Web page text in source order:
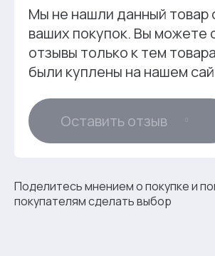
Мы не нашли данный товар
ваших покупок. Вы можете
отзывы только к тем
были куплены на нашем
Оставить отзыв
Поделитесь мнением о покупке и
покупателям сделать выбор